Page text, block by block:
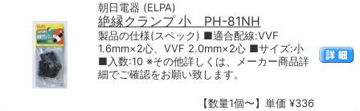
朝日電器 (ELPA)
絶縁クランプ 小 PH-81NH
製品の仕様(スペック) ■適合配線:VVF
1.6mm×2心、VVF 2.0mm×2心 ■サイズ:小
■入数:10 ※その他詳しくは、メーカー商品詳
細でご確認をお願い致します。
【数量1個〜】単価 ¥336